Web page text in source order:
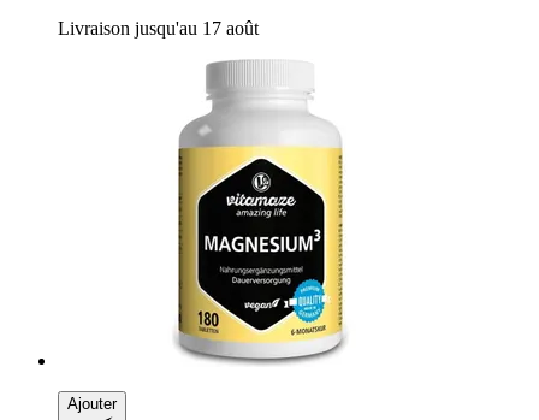
Livraison jusqu'au 17 août
Ajouter